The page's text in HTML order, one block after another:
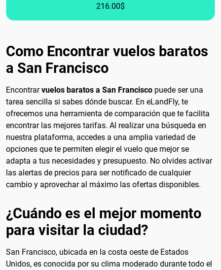
216.00$
Como Encontrar vuelos baratos
a San Francisco
Encontrarvuelos baratos a San Francisco puede ser una
tarea sencilla si sabes dónde buscar. En eLandFly, te
ofrecemos una herramienta de comparación que te facilita
encontrar las mejores tarifas. Al realizar una búsqueda en
nuestra plataforma, accedes a una amplia variedad de
opciones que te permiten elegir el vuelo que mejor se
adapta a tus necesidades y presupuesto. No olvides activar
las alertas de precios para ser notificado de cualquier
cambio y aprovechar al máximo las ofertas disponibles.
¿Cuándo es el mejor momento
para visitar la ciudad?
San Francisco, ubicada en la costa oeste de Estados
Unidos, es conocida por su clima moderado durante todo el